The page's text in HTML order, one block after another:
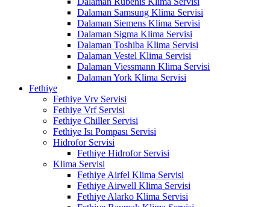
Dalaman Samsung Klima Servisi
Dalaman Siemens Klima Servisi
Dalaman Sigma Klima Servisi
Dalaman Toshiba Klima Servisi
Dalaman Vestel Klima Servisi
Dalaman Viessmann Klima Servisi
Dalaman York Klima Servisi
Fethiye
Fethiye Vrv Servisi
Fethiye Vrf Servisi
Fethiye Chiller Servisi
Fethiye Isı Pompası Servisi
Hidrofor Servisi
Fethiye Hidrofor Servisi
Klima Servisi
Fethiye Airfel Klima Servisi
Fethiye Airwell Klima Servisi
Fethiye Alarko Klima Servisi